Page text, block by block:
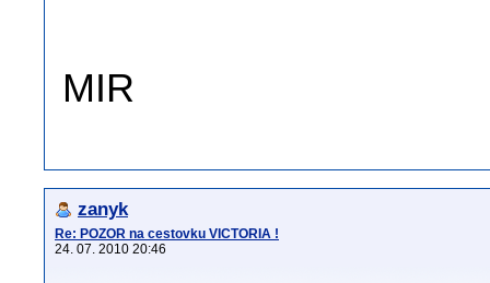
MIR
zanyk
Re: POZOR na cestovku VICTORIA !
24. 07. 2010 20:46